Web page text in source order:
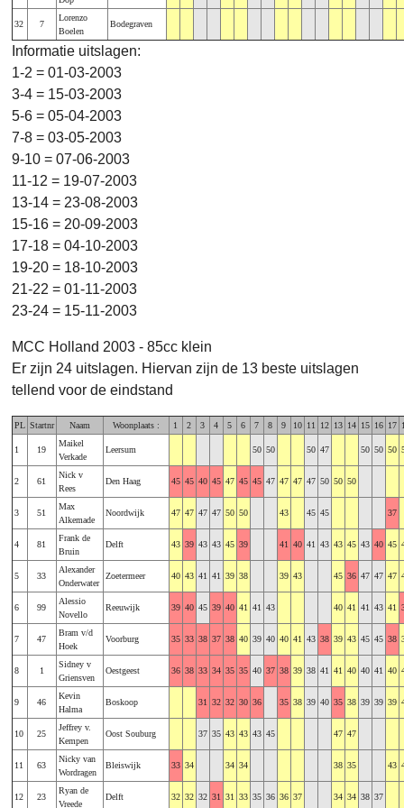
32 7
Lorenzo
Boelen
Bodegraven
Informatie uitslagen:
1-2 = 01-03-2003
3-4 = 15-03-2003
5-6 = 05-04-2003
7-8 = 03-05-2003
9-10 = 07-06-2003
11-12 = 19-07-2003
13-14 = 23-08-2003
15-16 = 20-09-2003
17-18 = 04-10-2003
19-20 = 18-10-2003
21-22 = 01-11-2003
23-24 = 15-11-2003
MCC Holland 2003 - 85cc klein
Er zijn 24 uitslagen. Hiervan zijn de 13 beste uitslagen
tellend voor de eindstand
PL Startnr Naam Woonplaats : 1 2 3 4 5 6 7 8 9 10 11 12 13 14 15 16 17
1 19
Maikel
Verkade
Leersum 50 50 50 47 50 50 50
2 61
Nick v
Rees
Den Haag 45 45 40 45 47 45 45 47 47 47 47 50 50 50
3 51
Max
Alkemade
Noordwijk 47 47 47 47 50 50 43 45 45 37
4 81
Frank de
Bruin
Delft 43 39 43 43 45 39 41 40 41 43 43 45 43 40 45
5 33
Alexander
Onderwater
Zoetermeer 40 43 41 41 39 38 39 43 45 36 47 47 47
6 99
Alessio
Novello
Reeuwijk 39 40 45 39 40 41 41 43 40 41 41 43 41
7 47
Bram v/d
Hoek
Voorburg 35 33 38 37 38 40 39 40 40 41 43 38 39 43 45 45 38
8 1
Sidney v
Griensven
Oestgeest 36 38 33 34 35 35 40 37 38 39 38 41 41 40 40 41 40
9 46
Kevin
Halma
Boskoop 31 32 32 30 36 35 38 39 40 35 38 39 39 39
10 25
Jeffrey v.
Kempen
Oost Souburg 37 35 43 43 43 45 47 47
11 63
Nicky van
Wordragen
Bleiswijk 33 34 34 34 38 35 43
12 23
Ryan de
Vreede
Delft 32 32 32 31 31 33 35 36 36 37 34 34 38 37